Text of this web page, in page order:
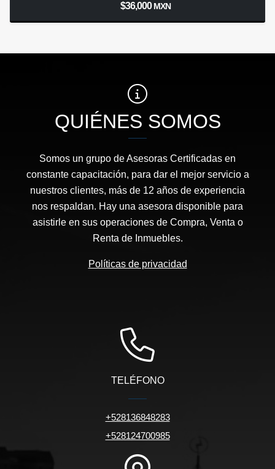
$36,000MXN
QUIÉNES SOMOS
Somos un grupo de Asesoras Certificadas en
constante capacitación, para dar el mejor servicio a
nuestros clientes, más de 12 años de experiencia
nos respaldan. Hay una asesora disponible para
asistirle en sus operaciones de Compra, Venta o
Renta de Inmuebles.
Políticas de privacidad
TELÉFONO
+528136848283
+528124700985